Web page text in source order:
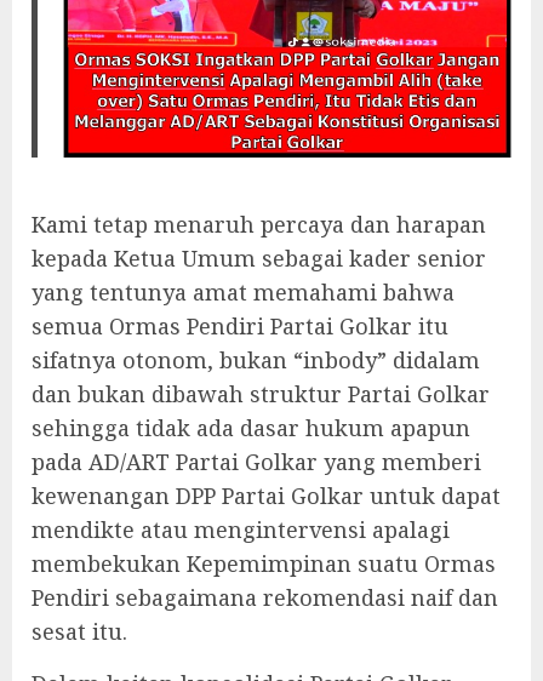
Kami tetap menaruh percaya dan harapan
kepada Ketua Umum sebagai kader senior
yang tentunya amat memahami bahwa
semua Ormas Pendiri Partai Golkar itu
sifatnya otonom, bukan “inbody” didalam
dan bukan dibawah struktur Partai Golkar
sehingga tidak ada dasar hukum apapun
pada AD/ART Partai Golkar yang memberi
kewenangan DPP Partai Golkar untuk dapat
mendikte atau mengintervensi apalagi
membekukan Kepemimpinan suatu Ormas
Pendiri sebagaimana rekomendasi naif dan
sesat itu.